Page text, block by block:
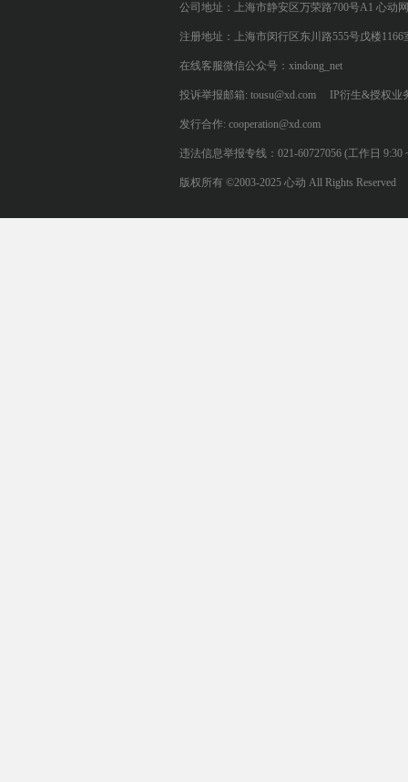
公司地址：上海市静安区万荣路700号A1 心动
注册地址：上海市闵行区东川路555号戊楼1166
在线客服微信公众号：xindong_net
投诉举报邮箱: tousu@xd.com IP衍生&授权业
发行合作: cooperation@xd.com
违法信息举报专线：021-60727056 (工作日 9:30
版权所有 ©2003-2025 心动 All Rights Reserved